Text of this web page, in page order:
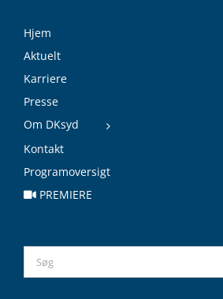
Hjem
Aktuelt
Karriere
Presse
Om DKsyd
Kontakt
Programoversigt
PREMIERE
Search
for: